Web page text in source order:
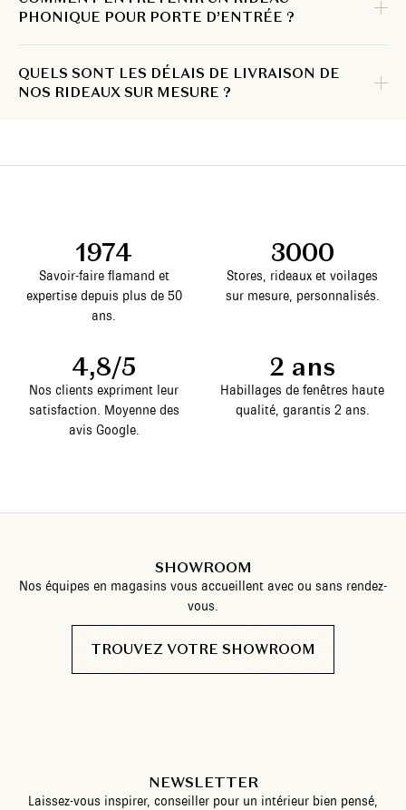
PHONIQUE POUR PORTE D’ENTRÉE ?
QUELS SONT LES DÉLAIS DE LIVRAISON DE
NOS RIDEAUX SUR MESURE ?
1974
Savoir-faire flamand et
expertise depuis plus de 50
ans.
3000
Stores, rideaux et voilages
sur mesure, personnalisés.
4,8/5
Nos clients expriment leur
satisfaction. Moyenne des
avis Google.
2 ans
Habillages de fenêtres haute
qualité, garantis 2 ans.
SHOWROOM
Nos équipes en magasins vous accueillent avec ou sans rendez-
vous.
TROUVEZ VOTRE SHOWROOM
NEWSLETTER
Laissez-vous inspirer, conseiller pour un intérieur bien pensé,